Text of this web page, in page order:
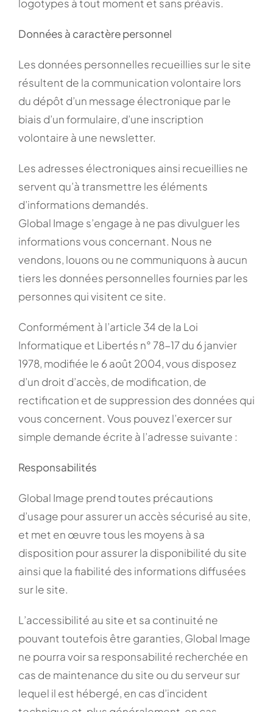
logotypes à tout moment et sans préavis.
Données à caractère personnel
Les données personnelles recueillies sur le site
résultent de la communication volontaire lors
du dépôt d’un message électronique par le
biais d’un formulaire, d’une inscription
volontaire à une newsletter.
Les adresses électroniques ainsi recueillies ne
servent qu’à transmettre les éléments
d’informations demandés.
Global Image s’engage à ne pas divulguer les
informations vous concernant. Nous ne
vendons, louons ou ne communiquons à aucun
tiers les données personnelles fournies par les
personnes qui visitent ce site.
Conformément à l’article 34 de la Loi
Informatique et Libertés n° 78-17 du 6 janvier
1978, modifiée le 6 août 2004, vous disposez
d’un droit d’accès, de modification, de
rectification et de suppression des données qui
vous concernent. Vous pouvez l’exercer sur
simple demande écrite à l’adresse suivante :
Responsabilités
Global Image prend toutes précautions
d’usage pour assurer un accès sécurisé au site,
et met en œuvre tous les moyens à sa
disposition pour assurer la disponibilité du site
ainsi que la fiabilité des informations diffusées
sur le site.
L’accessibilité au site et sa continuité ne
pouvant toutefois être garanties, Global Image
ne pourra voir sa responsabilité recherchée en
cas de maintenance du site ou du serveur sur
lequel il est hébergé, en cas d’incident